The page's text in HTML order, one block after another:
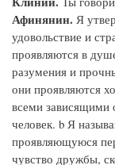
Афинянин. Я
удовольствие и
проявляются в
разумения и
они проявляются
всеми зависящими
человек. b Я
проявляющуюся
чувство дружбы,